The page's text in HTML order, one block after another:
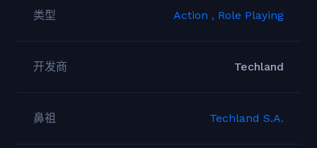
类型 Action , Role Playing
开发商 Techland
鼻祖 Techland S.A.